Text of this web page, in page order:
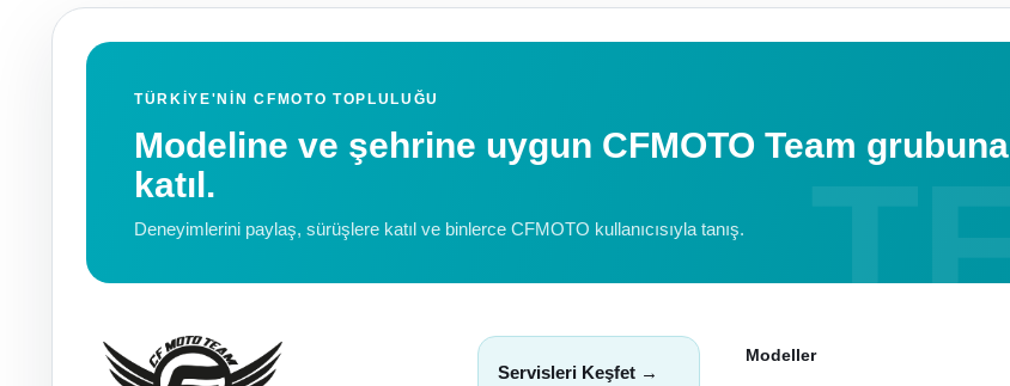
TÜRKIYE'NIN CFMOTO TOPLULUĞU
Modeline ve şehrine uygun CFMOTO Team grubuna
katıl.
Deneyimlerini paylaş, sürüşlere katıl ve binlerce CFMOTO kullanıcısıyla tanış.
Servisleri Keşfet →
Modeller